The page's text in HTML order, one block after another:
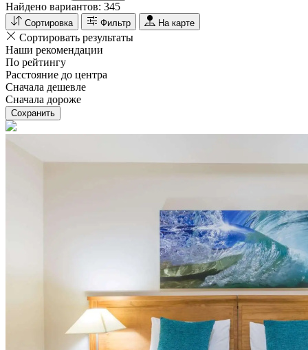
Найдено вариантов: 345
Сортировка Фильтр На карте
Сортировать результаты
Наши рекомендации
По рейтингу
Расстояние до центра
Сначала дешевле
Сначала дороже
Сохранить